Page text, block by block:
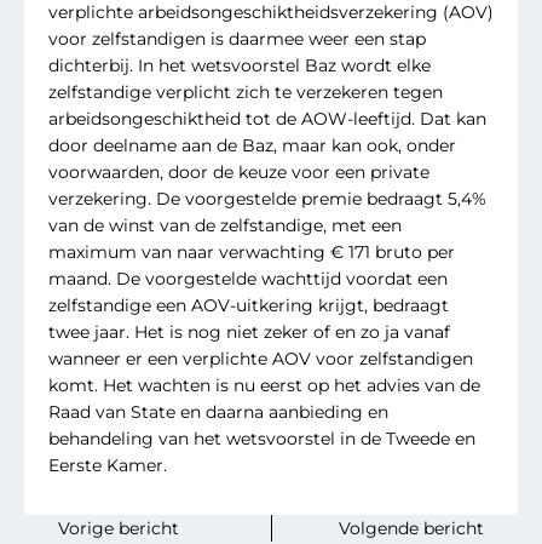
verplichte arbeidsongeschiktheidsverzekering (AOV)
voor zelfstandigen is daarmee weer een stap
dichterbij. In het wetsvoorstel Baz wordt elke
zelfstandige verplicht zich te verzekeren tegen
arbeidsongeschiktheid tot de AOW-leeftijd. Dat kan
door deelname aan de Baz, maar kan ook, onder
voorwaarden, door de keuze voor een private
verzekering. De voorgestelde premie bedraagt 5,4%
van de winst van de zelfstandige, met een
maximum van naar verwachting € 171 bruto per
maand. De voorgestelde wachttijd voordat een
zelfstandige een AOV-uitkering krijgt, bedraagt
twee jaar. Het is nog niet zeker of en zo ja vanaf
wanneer er een verplichte AOV voor zelfstandigen
komt. Het wachten is nu eerst op het advies van de
Raad van State en daarna aanbieding en
behandeling van het wetsvoorstel in de Tweede en
Eerste Kamer.
‎ ‎ ‎ ‎ ‎ ‎ ‎ ‎Vorige bericht Volgende bericht‎ ‎ ‎‎ ‎ ‎‎ ‎‎ ‎ ‎